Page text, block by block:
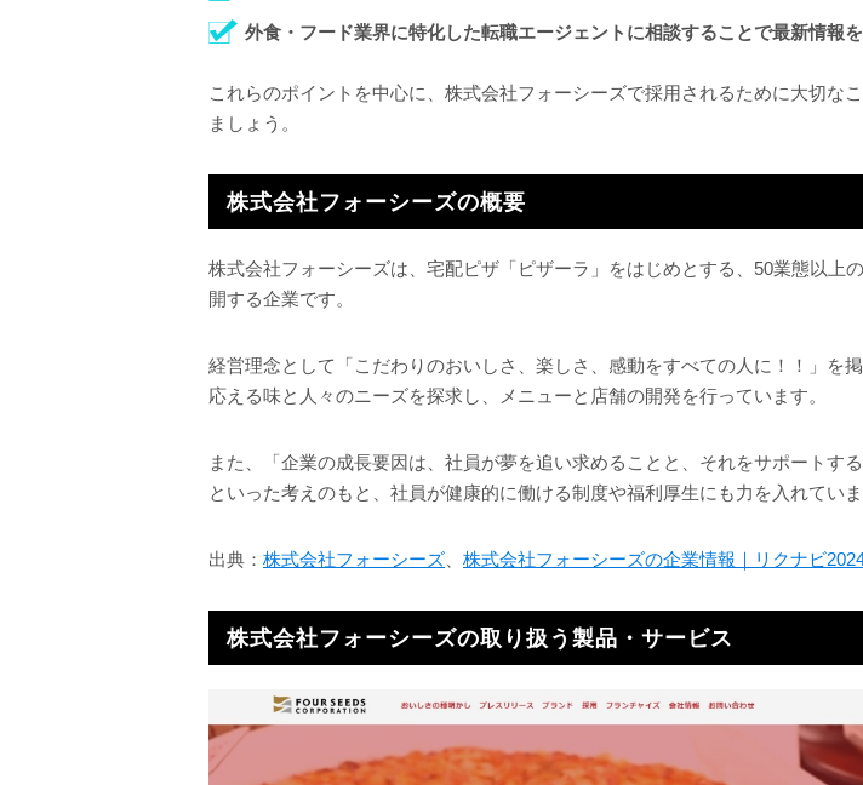
外食・フード業界に特化した転職エージェントに相談することで最新情報
これらのポイントを中心に、株式会社フォーシーズで採用されるために大切な
ましょう。
株式会社フォーシーズの概要
株式会社フォーシーズは、宅配ピザ「ピザーラ」をはじめとする、50業態以上
開する企業です。
経営理念として「こだわりのおいしさ、楽しさ、感動をすべての人に！！」を
応える味と人々のニーズを探求し、メニューと店舗の開発を行っています。
また、「企業の成長要因は、社員が夢を追い求めることと、それをサポートする
といった考えのもと、社員が健康的に働ける制度や福利厚生にも力を入れていま
出典： 株式会社フォーシーズ 株式会社フォーシーズの企業情報｜リクナビ
株式会社フォーシーズの取り扱う製品・サービス